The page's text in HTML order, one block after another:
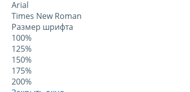
Arial
Times New Roman
Размер шрифта
100%
125%
150%
175%
200%